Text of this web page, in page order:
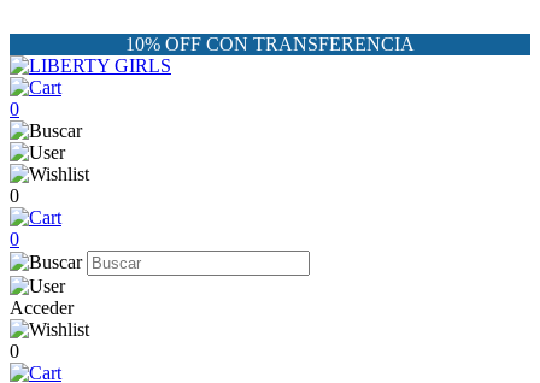
10% OFF CON TRANSFERENCIA
0
0
0
Acceder
0